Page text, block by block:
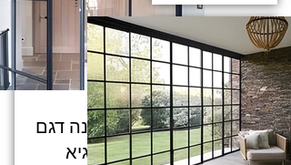
וטרינה דגם
גיא